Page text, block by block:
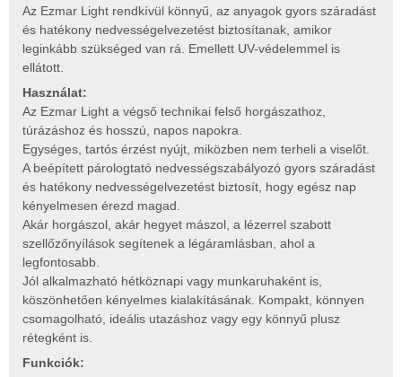
Az Ezmar Light rendkívül könnyű, az anyagok gyors száradást
és hatékony nedvességelvezetést biztosítanak, amikor
leginkább szükséged van rá. Emellett UV-védelemmel is
ellátott.
Használat:
Az Ezmar Light a végső technikai felső horgászathoz,
túrázáshoz és hosszú, napos napokra.
Egységes, tartós érzést nyújt, miközben nem terheli a viselőt.
A beépített párologtató nedvességszabályozó gyors száradást
és hatékony nedvességelvezetést biztosít, hogy egész nap
kényelmesen érezd magad.
Akár horgászol, akár hegyet mászol, a lézerrel szabott
szellőzőnyílások segítenek a légáramlásban, ahol a
legfontosabb.
Jól alkalmazható hétköznapi vagy munkaruhaként is,
köszönhetően kényelmes kialakításának. Kompakt, könnyen
csomagolható, ideális utazáshoz vagy egy könnyű plusz
rétegként is.
Funkciók: